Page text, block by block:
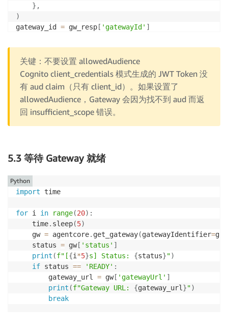
} ,
)
gateway_id = gw_resp [ 'gatewayId' ]
关键：不要设置 allowedAudience
Cognito client_credentials 模式生成的 JWT Token 没
有 aud claim（只有 client_id）。如果设置了
allowedAudience，Gateway 会因为找不到 aud 而返
回 insufficient_scope 错误。
5.3 等待 Gateway 就绪
import time
for i in range(20) :
    time
. sleep(5)
    gw
= agentcore. get_gateway(gatewayIdentifier=
    status
= gw[ 'status' ]
print (f"[{i *5}s] Status: {status}")
if status == 'READY' :
        gateway_url
= gw[ 'gatewayUrl' ]
print (f"Gateway URL: {gateway_url }")
break
Python